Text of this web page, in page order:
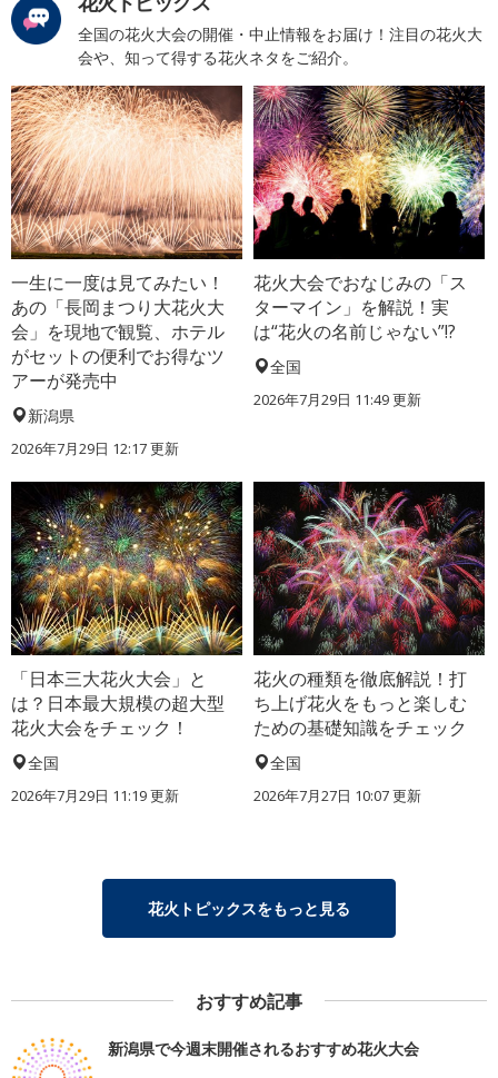
全国の花火大会の開催・中止情報をお届け！注目の花火大
会や、知って得する花火ネタをご紹介。
一生に一度は見てみたい！
あの「長岡まつり大花火大
会」を現地で観覧、ホテル
がセットの便利でお得なツ
アーが発売中
新潟県
2026年7月29日 12:17 更新
花火大会でおなじみの「ス
ターマイン」を解説！実
は“花火の名前じゃない”!?
全国
2026年7月29日 11:49 更新
「日本三大花火大会」と
は？日本最大規模の超大型
花火大会をチェック！
全国
2026年7月29日 11:19 更新
花火の種類を徹底解説！打
ち上げ花火をもっと楽しむ
ための基礎知識をチェック
全国
2026年7月27日 10:07 更新
花火トピックスをもっと見る
おすすめ記事
新潟県で今週末開催されるおすすめ花火大会